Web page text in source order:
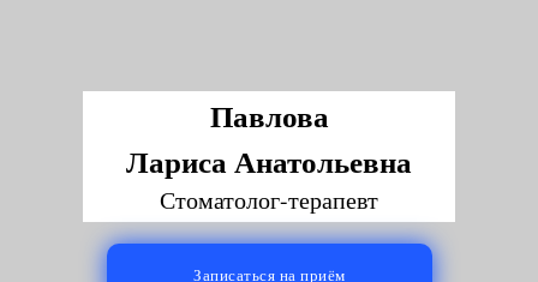
Павлова
Лариса Анатольевна
Стоматолог-терапевт
Записаться на приём